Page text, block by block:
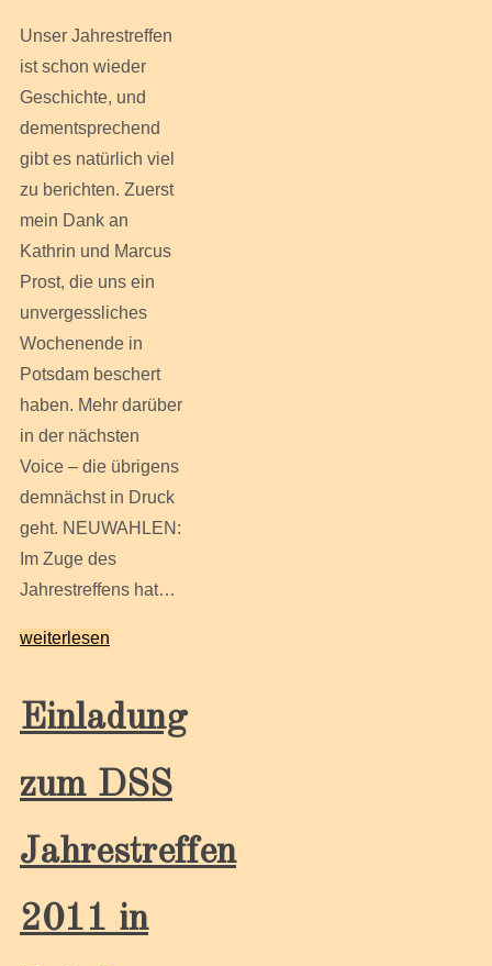
Unser Jahrestreffen
ist schon wieder
Geschichte, und
dementsprechend
gibt es natürlich viel
zu berichten. Zuerst
mein Dank an
Kathrin und Marcus
Prost, die uns ein
unvergessliches
Wochenende in
Potsdam beschert
haben. Mehr darüber
in der nächsten
Voice – die übrigens
demnächst in Druck
geht. NEUWAHLEN:
Im Zuge des
Jahrestreffens hat…
weiterlesen
Einladung
zum DSS
Jahrestreffen
2011 in